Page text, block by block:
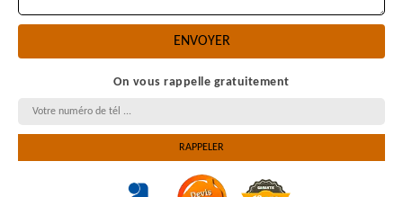
On vous rappelle gratuitement